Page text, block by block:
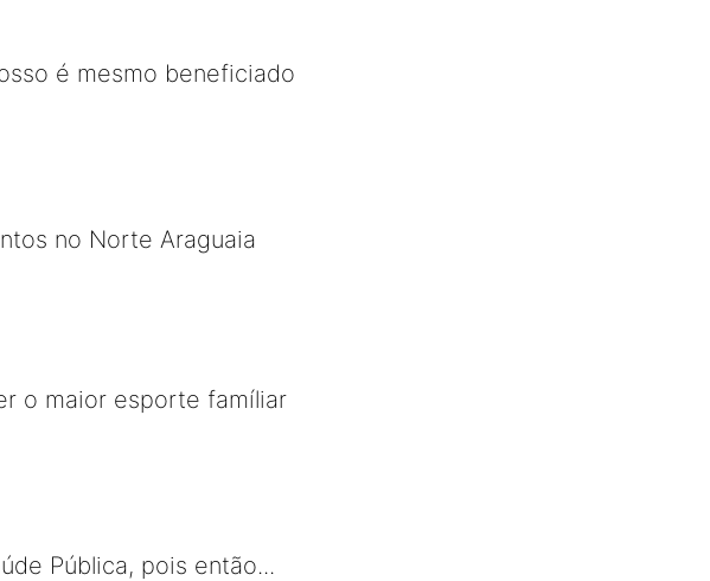
é mesmo beneficiado
no Norte Araguaia
o maior esporte famíliar
Pública, pois então...